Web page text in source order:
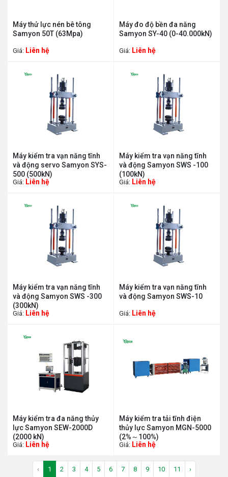
Máy thử lực nén bê tông
Samyon 50T (63Mpa)
Giá: Liên hệ
Máy đo độ bền đa năng
Samyon SY-40 (0-40.000kN)
Giá: Liên hệ
Máy kiểm tra vạn năng tĩnh
và động servo Samyon SYS-
500 (500kN)
Giá: Liên hệ
Máy kiểm tra vạn năng tĩnh
và động Samyon SWS -100
(100kN)
Giá: Liên hệ
Máy kiểm tra vạn năng tĩnh
và động Samyon SWS -300
(300kN)
Giá: Liên hệ
Máy kiểm tra vạn năng tĩnh
và động Samyon SWS-10
Giá: Liên hệ
Máy kiểm tra đa năng thủy
lực Samyon SEW-2000D
(2000 kN)
Giá: Liên hệ
Máy kiểm tra tải tĩnh điện
thủy lực Samyon MGN-5000
(2%～100%)
Giá: Liên hệ
‹ 1 2 3 4 5 6 7 8 9 10 11 ›